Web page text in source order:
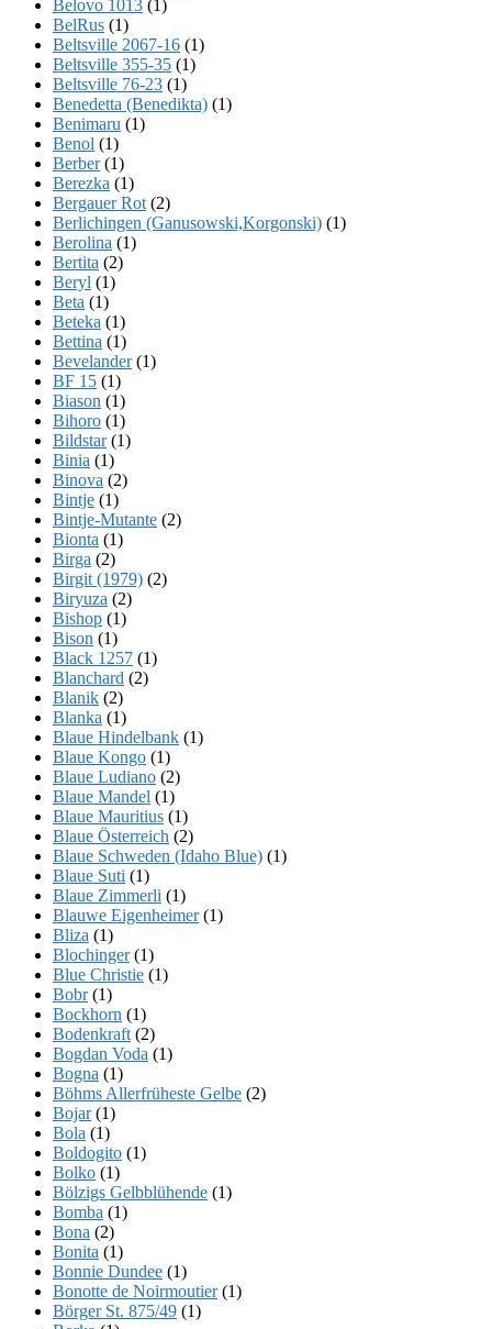
Belovo 1013 (1)
BelRus (1)
Beltsville 2067-16 (1)
Beltsville 355-35 (1)
Beltsville 76-23 (1)
Benedetta (Benedikta) (1)
Benimaru (1)
Benol (1)
Berber(1)
Berezka (1)
Bergauer Rot (2)
Berlichingen (Ganusowski,Korgonski) (1)
Berolina (1)
Bertita (2)
Beryl (1)
Beta (1)
Beteka (1)
Bettina (1)
Bevelander(1)
BF 15 (1)
Biason (1)
Bihoro (1)
Bildstar(1)
Binia (1)
Binova (2)
Bintje (1)
Bintje-Mutante (2)
Bionta (1)
Birga (2)
Birgit (1979) (2)
Biryuza (2)
Bishop (1)
Bison (1)
Black 1257 (1)
Blanchard (2)
Blanik (2)
Blanka (1)
Blaue Hindelbank (1)
Blaue Kongo (1)
Blaue Ludiano (2)
Blaue Mandel (1)
Blaue Mauritius (1)
Blaue Österreich (2)
Blaue Schweden (Idaho Blue) (1)
Blaue Suti (1)
Blaue Zimmerli (1)
Blauwe Eigenheimer(1)
Bliza (1)
Blochinger(1)
Blue Christie (1)
Bobr(1)
Bockhorn (1)
Bodenkraft (2)
Bogdan Voda (1)
Bogna (1)
Böhms Allerfrüheste Gelbe (2)
Bojar(1)
Bola (1)
Boldogito (1)
Bolko (1)
Bölzigs Gelbblühende (1)
Bomba (1)
Bona (2)
Bonita (1)
Bonnie Dundee (1)
Bonotte de Noirmoutier(1)
Börger St. 875/49 (1)